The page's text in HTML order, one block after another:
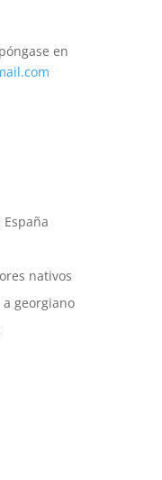
en
nativos
georgiano